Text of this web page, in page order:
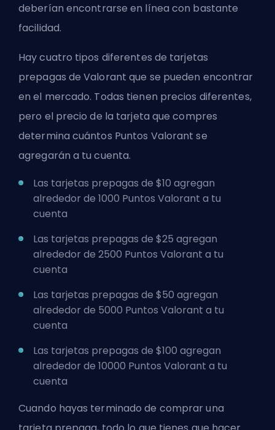
deberían encontrarse en línea con bastante
facilidad.
Hay cuatro tipos diferentes de tarjetas
prepagas de Valorant que se pueden encontrar
en el mercado. Todas tienen precios diferentes,
pero el precio de la tarjeta que compres
determina cuántos Puntos Valorant se
agregarán a tu cuenta.
Las tarjetas prepagas de $10 agregan
alrededor de 1000 Puntos Valorant a tu
cuenta
Las tarjetas prepagas de $25 agregan
alrededor de 2500 Puntos Valorant a tu
cuenta
Las tarjetas prepagas de $50 agregan
alrededor de 5000 Puntos Valorant a tu
cuenta
Las tarjetas prepagas de $100 agregan
alrededor de 10000 Puntos Valorant a tu
cuenta
Cuando hayas terminado de comprar una